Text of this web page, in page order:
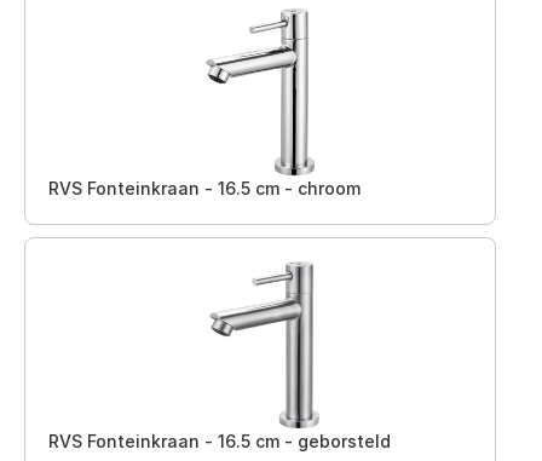
RVS Fonteinkraan - 16.5 cm - chroom
RVS Fonteinkraan - 16.5 cm - geborsteld